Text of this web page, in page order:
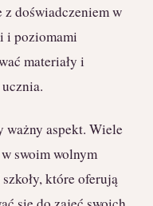
z doświadczeniem w
i poziomami
materiały i
ważny aspekt. Wiele
swoim wolnym
które oferują